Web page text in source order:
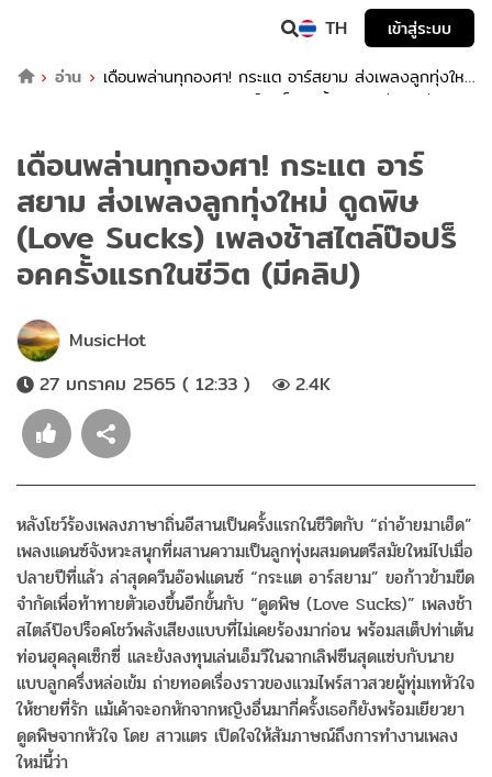
TH
เข้าสู่ระบบ
อ่าน
เดือนพล่านทุกองศา! กระแต อาร์สยาม ส่งเพลงลูกทุ่งใหม่
ดูดพิษ (Love Sucks) เพลงช้าสไตล์ป๊อปร็อคครั้งแรกในชีวิต (มีคลิป)
เดือนพล่านทุกองศา! กระแต อาร์
สยาม ส่งเพลงลูกทุ่งใหม่ ดูดพิษ
(Love Sucks) เพลงช้าสไตล์ป๊อปร็
อคครั้งแรกในชีวิต (มีคลิป)
MusicHot
27 มกราคม 2565 ( 12:33 )
2.4K
หลังโชว์ร้องเพลงภาษาถิ่นอีสานเป็นครั้งแรกในชีวิตกับ “ถ่าอ้ายมาเฮ็ด”
เพลงแดนซ์จังหวะสนุกที่ผสานความเป็นลูกทุ่งผสมดนตรีสมัยใหม่ไปเมื่อ
ปลายปีที่แล้ว ล่าสุดควีนอ๊อฟแดนซ์ “กระแต อาร์สยาม” ขอก้าวข้ามขีด
จำกัดเพื่อท้าทายตัวเองขึ้นอีกขั้นกับ “ดูดพิษ (Love Sucks)” เพลงช้า
สไตล์ป๊อปร็อคโชว์พลังเสียงแบบที่ไม่เคยร้องมาก่อน พร้อมสเต็ปท่าเต้น
ท่อนฮุคลุคเซ็กซี่ และยังลงทุนเล่นเอ็มวีในฉากเลิฟซีนสุดแซ่บกับนาย
แบบลูกครึ่งหล่อเข้ม ถ่ายทอดเรื่องราวของแวมไพร์สาวสวยผู้ทุ่มเทหัวใจ
ให้ชายที่รัก แม้เค้าจะอกหักจากหญิงอื่นมากี่ครั้งเธอก็ยังพร้อมเยียวยา
ดูดพิษจากหัวใจ โดย สาวแตร เปิดใจให้สัมภาษณ์ถึงการทำงานเพลง
ใหม่นี้ว่า